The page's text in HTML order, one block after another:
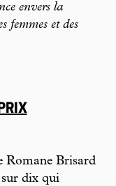
envers la
femmes et des
Romane Brisard
sur dix qui